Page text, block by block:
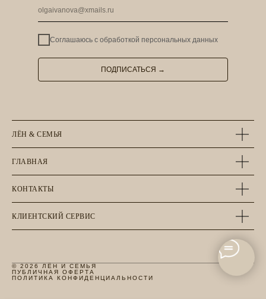
Соглашаюсь с обработкой персональных данных
ПОДПИСАТЬСЯ →
ЛЁН & СЕМЬЯ
ГЛАВНАЯ
КОНТАКТЫ
КЛИЕНТСКИЙ СЕРВИС
© 2026 ЛЁН И СЕМЬЯ
ПУБЛИЧНАЯ ОФЕРТА
ПОЛИТИКА КОНФИДЕНЦИАЛЬНОСТИ